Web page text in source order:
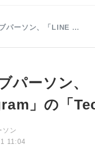
パーソン、「LINE …
パーソン
」の「
ソン
11:04